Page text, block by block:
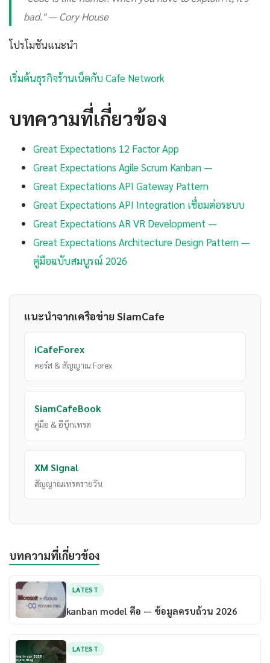
bad." — Cory House
โปรโมชันแนะนำ
เริ่มต้นธุรกิจร้านเน็ตกับ Cafe Network
บทความที่เกี่ยวข้อง
Great Expectations 12 Factor App
Great Expectations Agile Scrum Kanban —
Great Expectations API Gateway Pattern
Great Expectations API Integration เชื่อมต่อระบบ
Great Expectations AR VR Development —
Great Expectations Architecture Design Pattern —
คู่มือฉบับสมบูรณ์ 2026
แนะนำจากเครือข่าย SiamCafe
iCafeForex
คอร์ส & สัญญาณ Forex
SiamCafeBook
คู่มือ & อีบุ๊กเทรด
XM Signal
สัญญาณเทรดรายวัน
บทความที่เกี่ยวข้อง
LATEST
kanban model คือ — ข้อมูลครบถ้วน 2026
LATEST